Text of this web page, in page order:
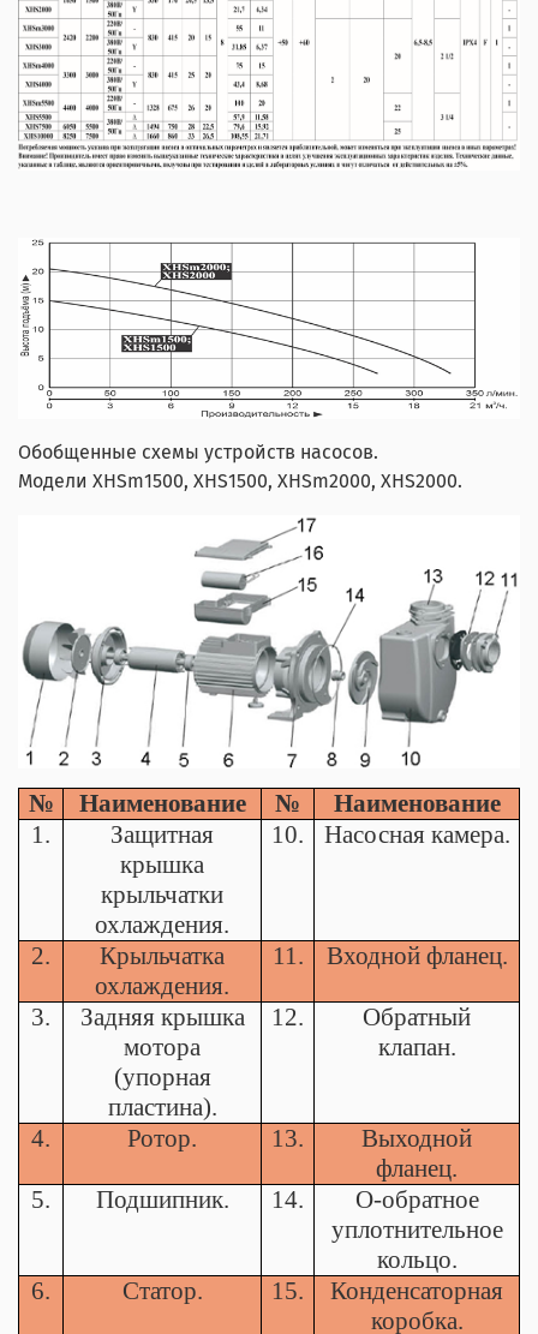
Обобщенные схемы устройств насосов.
Модели XHSm1500, XHS1500, XHSm2000, XHS2000.
№ Наименование №
Наименование
1.
Защитная
крышка
крыльчатки
охлаждения.
10. Насосная камера.
2.
Крыльчатка
охлаждения.
11. Входной фланец.
3.
Задняя крышка
мотора
(упорная
пластина).
12.
Обратный
клапан.
4. Ротор. 13.
Выходной
фланец.
5.
Подшипник. 14.
О-обратное
уплотнительное
кольцо.
6.
Статор. 15.
Конденсаторная
коробка.